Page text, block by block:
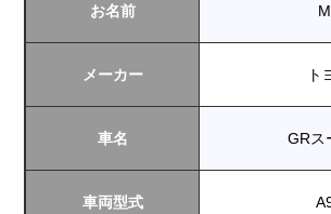
お名前
メーカー ト
車名 GRス
車両型式